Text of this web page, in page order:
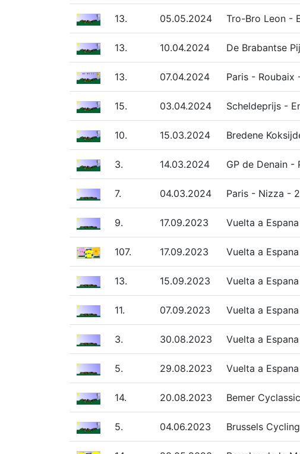
13. 05.05.2024 Tro-Bro Leon -
13. 10.04.2024 De Brabantse
13. 07.04.2024 Paris - Roubaix
15. 03.04.2024 Scheldeprijs -
10. 15.03.2024 Bredene
3. 14.03.2024 GP de Denain -
7. 04.03.2024 Paris - Nizza -
9. 17.09.2023 Vuelta a
107. 17.09.2023 Vuelta a
13. 15.09.2023 Vuelta a
11. 07.09.2023 Vuelta a
3. 30.08.2023 Vuelta a
5. 29.08.2023 Vuelta a
14. 20.08.2023 Bemer
5. 04.06.2023 Brussels